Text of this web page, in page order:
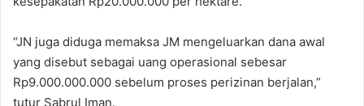
“JN juga diduga memaksa JM mengeluarkan dana awal
yang disebut sebagai uang operasional sebesar
Rp9.000.000.000 sebelum proses perizinan berjalan,”
tutur Sabrul Iman.